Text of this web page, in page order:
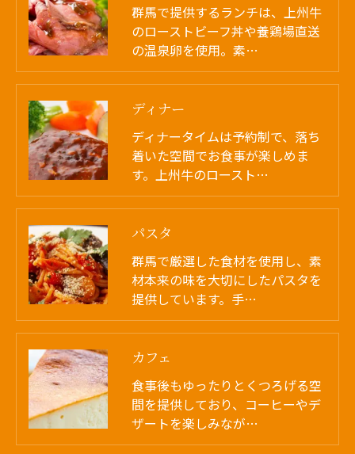
群馬で提供するランチは、上州牛
のローストビーフ丼や養鶏場直送
の温泉卵を使用。素…
ディナー
ディナータイムは予約制で、落ち
着いた空間でお食事が楽しめま
す。上州牛のロースト…
パスタ
群馬で厳選した食材を使用し、素
材本来の味を大切にしたパスタを
提供しています。手…
カフェ
食事後もゆったりとくつろげる空
間を提供しており、コーヒーやデ
ザートを楽しみなが…